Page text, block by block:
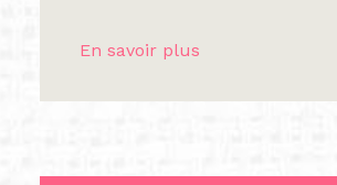
En savoir plus